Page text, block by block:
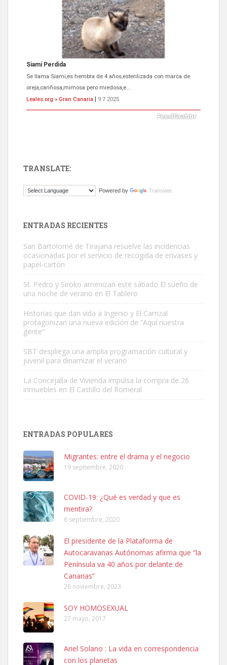
ADOPCIÓN URGENTE GATA TEROR GRAN CANARIA
El ayuntamiento se va a llevar a Los Gatos callejeros de la zona los
próximos días, ella incluida...
Leales.org » Gran Canaria
9.7.2025
Este gato macho ha aparecido en la calle hace menos de un mes,
Busco adopción responsable para mi perra. Pastor alemán,
hembra, 4 años. Por motivos personales ...
Leales.org » Gran Canaria
Leales.org » Gran Canaria
Ninfa perdida
El día 5 se los perdió una ninfa papillera, asustada tiene miedo a la
calle, se perdió por la zon...
Leales.org » Gran Canaria
6.7.2025
Adopcion
Busco casa de acogida para mi perrita ya que por temas de trabajo
TRANSLATE:
Powered by Translate
ENTRADAS RECIENTES
San Bartolomé de Tirajana resuelve las incidencias
ocasionadas por el servicio de recogida de envases y
papel-cartón
St. Pedro y Siroko amenizan este sábado El sueño de
una noche de verano en El Tablero
Historias que dan vida a Ingenio y El Carrizal
protagonizan una nueva edición de “Aquí nuestra
gente”
SBT despliega una amplia programación cultural y
juvenil para dinamizar el verano
La Concejalía de Vivienda impulsa la compra de 26
inmuebles en El Castillo del Romeral
ENTRADAS POPULARES
Migrantes: entre el drama y el negocio
19 septiembre, 2020
COVID-19: ¿Qué es verdad y que es
mentira?
6 septiembre, 2020
El presidente de la Plataforma de
Autocaravanas Autónomas afirma que “la
Península va 40 años por delante de
Canarias”
26 noviembre, 2023
SOY HOMOSEXUAL
27 mayo, 2017
Ariel Solano : La vida en correspondencia
con los planetas